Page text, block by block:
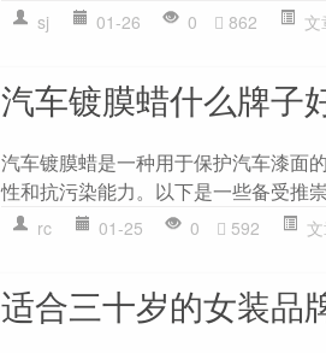
sj 01-26 0 862 文
汽车镀膜蜡什么牌子
汽车镀膜蜡是一种用于保护汽车漆面
性和抗污染能力。以下是一些备受推
rc 01-25 0 592
适合三十岁的女装品